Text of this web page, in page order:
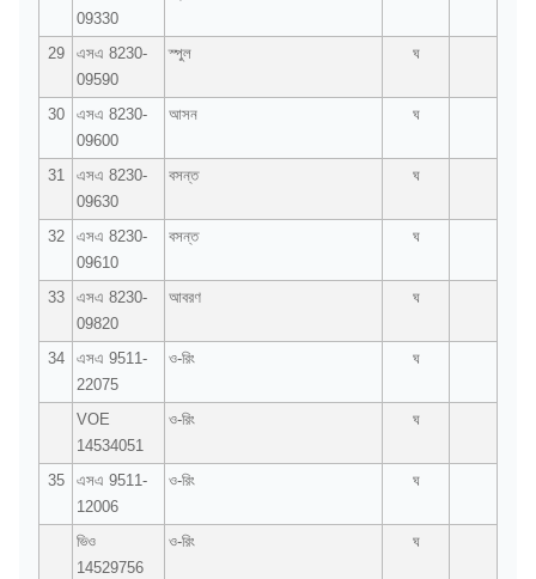
09330
29
এসএ 8230-
09590
স্পুল ঘ
30
এসএ 8230-
09600
আসন ঘ
31
এসএ 8230-
09630
বসন্ত ঘ
32
এসএ 8230-
09610
বসন্ত ঘ
33
এসএ 8230-
09820
আবরণ ঘ
34
এসএ 9511-
22075
ও-রিং ঘ
VOE
14534051
ও-রিং ঘ
35
এসএ 9511-
12006
ও-রিং ঘ
ভিও
14529756
ও-রিং ঘ